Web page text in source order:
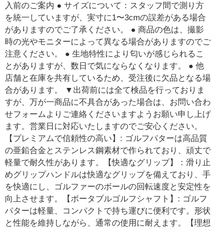
入前のご案内 ● サイズについて：スタッフ間で測り方
を統一していますが、実寸に1〜3cmの誤差がある場合
がありますのでご了承ください。 ● 商品の色は、撮影
時の光やモニターによって異なる場合がありますのでご
注意ください。 ● 生地特性により匂いが感じられるこ
とがありますが、数日で気にならなくなります。 ● 他
店舗と在庫を共有しているため、受注後に欠品となる場
合があります。 ▼出荷前には全て検品を行っておりま
すが、万が一商品に不具合があった場合は、お問い合わ
せフォームよりご連絡くださいますようお願い申し上げ
ます。営業日に対応いたしますのでご安心ください。
【プレミアムで信頼性の高い】: ゴルフパターは高品質
の亜鉛合金とステンレス鋼素材で作られており、頑丈で
軽量で耐久性があります。【快適なグリップ】：滑り止
めグリップハンドルは快適なグリップを備えており、手
を快適にし、ゴルファーのボールの回転速度と安定性を
向上させます。【ポータブルゴルフシャフト】: ゴルフ
パターは軽量、コンパクトで持ち運びに便利です。形状
と性能を維持しながら、通常の使用に耐えます。【理想